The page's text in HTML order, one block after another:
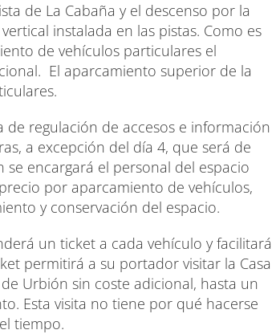
de La Cabaña y el descenso por la
instalada en las pistas. Como es
de vehículos particulares el
El aparcamiento superior de la
regulación de accesos e información
a excepción del día 4, que será de
encargará el personal del espacio
por aparcamiento de vehículos,
y conservación del espacio.
un ticket a cada vehículo y facilitará
permitirá a su portador visitar la Casa
Urbión sin coste adicional, hasta un
Esta visita no tiene por qué hacerse
tiempo.